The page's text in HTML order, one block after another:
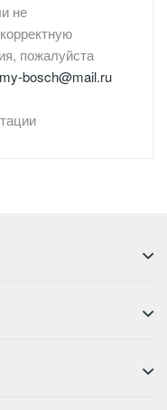
не
пожалуйста
bosch@mail.ru